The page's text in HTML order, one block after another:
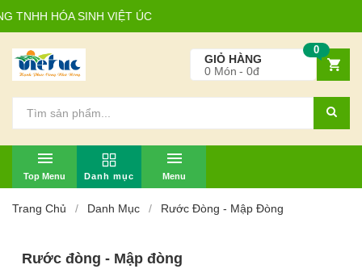
TNHH HÓA SINH VIỆT ÚC
GIỎ HÀNG
0
0 Món 0đ
TOP MENU MENU
Trang Chủ Danh Mục Rước Đòng - Mập Đòng
Rước đòng - Mập đòng